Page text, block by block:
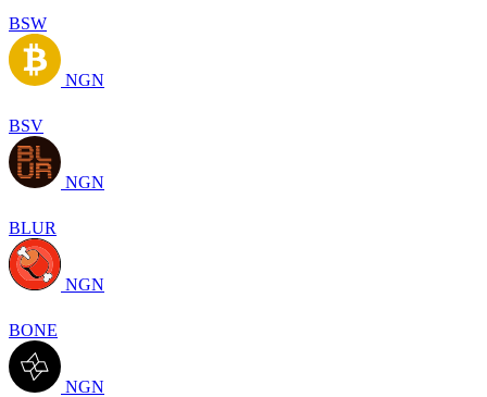
BSW
NGN
BSV
NGN
BLUR
NGN
BONE
NGN